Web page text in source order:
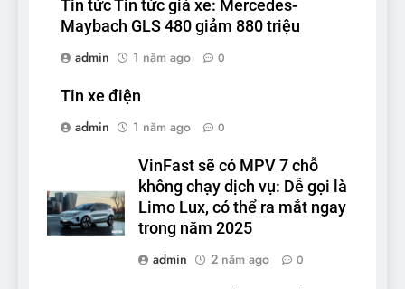
Tin tức Tin tức giá xe: Mercedes-
Maybach GLS 480 giảm 880 triệu
admin
1 năm ago 0
Tin xe điện
admin
1 năm ago 0
VinFast sẽ có MPV 7 chỗ
không chạy dịch vụ: Dễ gọi là
Limo Lux, có thể ra mắt ngay
trong năm 2025
admin
2 năm ago 0